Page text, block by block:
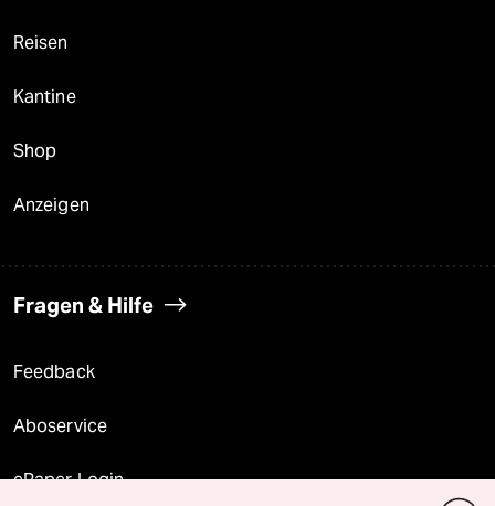
Reisen
Kantine
Shop
Anzeigen
Fragen & Hilfe
Feedback
Aboservice
ePaper Login